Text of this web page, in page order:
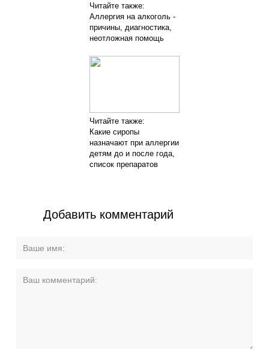
Читайте также:
Аллергия на алкоголь -
причины, диагностика,
неотложная помощь
Читайте также:
Какие сиропы
назначают при аллергии
детям до и после года,
список препаратов
Добавить комментарий